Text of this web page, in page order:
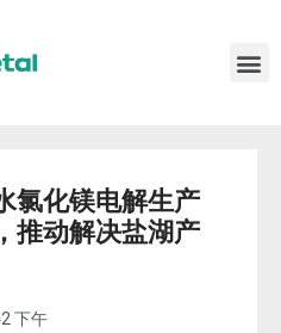
氯化镁电解生产
推动解决盐湖产
下午